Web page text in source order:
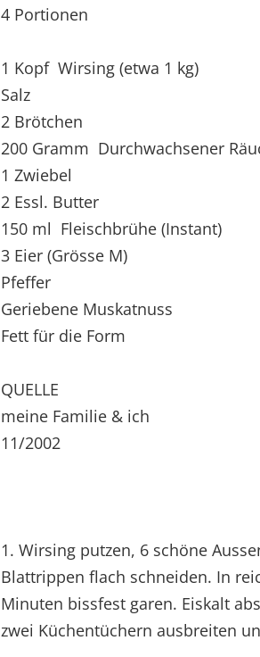
4 Portionen
1 Kopf Wirsing (etwa 1 kg)
Salz
2 Brötchen
200 Gramm Durchwachsener
1 Zwiebel
2 Essl. Butter
150 ml Fleischbrühe (Instant)
3 Eier (Grösse M)
Pfeffer
Geriebene Muskatnuss
Fett für die Form
QUELLE
meine Familie & ich
11/2002
1. Wirsing putzen, 6 schöne
Blattrippen flach schneiden. In
Minuten bissfest garen. Eiskalt
zwei Küchentüchern ausbreiten